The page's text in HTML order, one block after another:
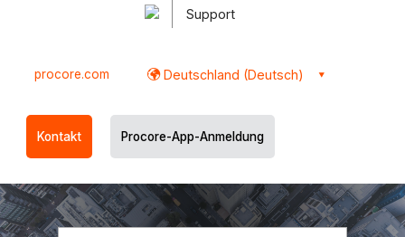
Support
procore.com Deutschland (Deutsch)
Kontakt Procore-App-Anmeldung